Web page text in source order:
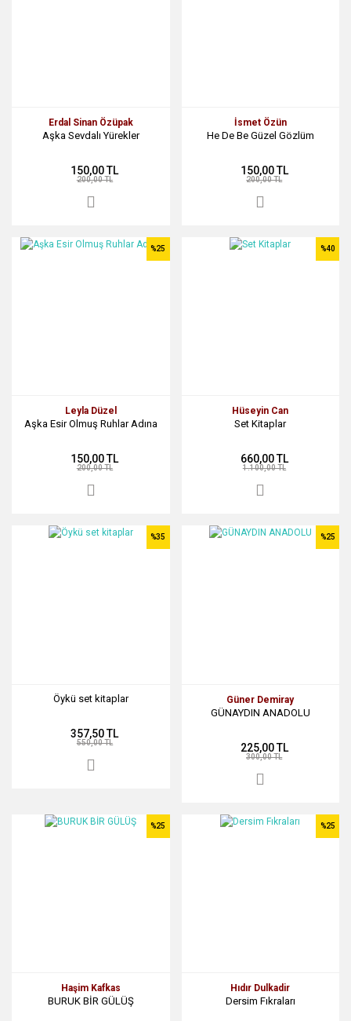
Erdal Sinan Özüpak
Aşka Sevdalı Yürekler
150,00 TL
200,00 TL
İsmet Özün
He De Be Güzel Gözlüm
150,00 TL
200,00 TL
Leyla Düzel
Aşka Esir Olmuş Ruhlar Adına
%25
150,00 TL
200,00 TL
Hüseyin Can
Set Kitaplar
%40
660,00 TL
1.100,00 TL
Öykü set kitaplar
%35
357,50 TL
550,00 TL
Güner Demiray
GÜNAYDIN ANADOLU
%25
225,00 TL
300,00 TL
Haşim Kafkas
BURUK BİR GÜLÜŞ
%25
Hıdır Dulkadir
Dersim Fıkraları
%25